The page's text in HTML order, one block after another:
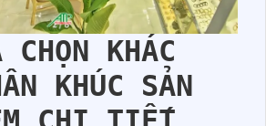
CHỌN KHÁC
KHÚC SẢN